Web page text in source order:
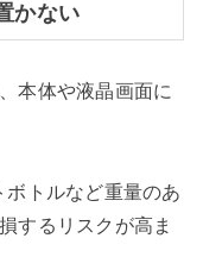
かない
本体や液晶画面に
トルなど重量のあ
するリスクが高ま